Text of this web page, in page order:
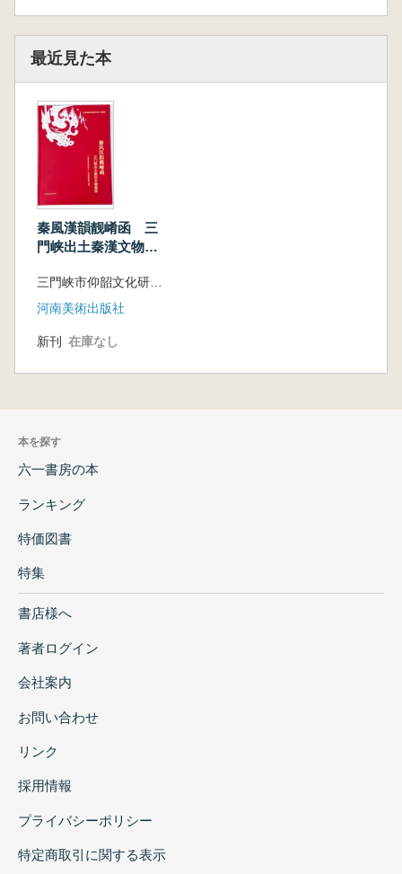
最近見た本
秦風漢韻靓崤函 三
門峡出土秦漢文物集
河南美術出版社
新刊 在庫なし
本を探す
六一書房の本
ランキング
特価図書
特集
書店様へ
著者ログイン
会社案内
お問い合わせ
リンク
採用情報
プライバシーポリシー
特定商取引に関する表示